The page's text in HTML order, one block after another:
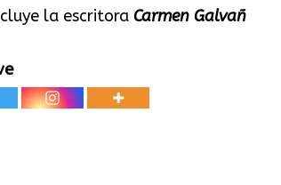
la escritora Carmen Galvañ